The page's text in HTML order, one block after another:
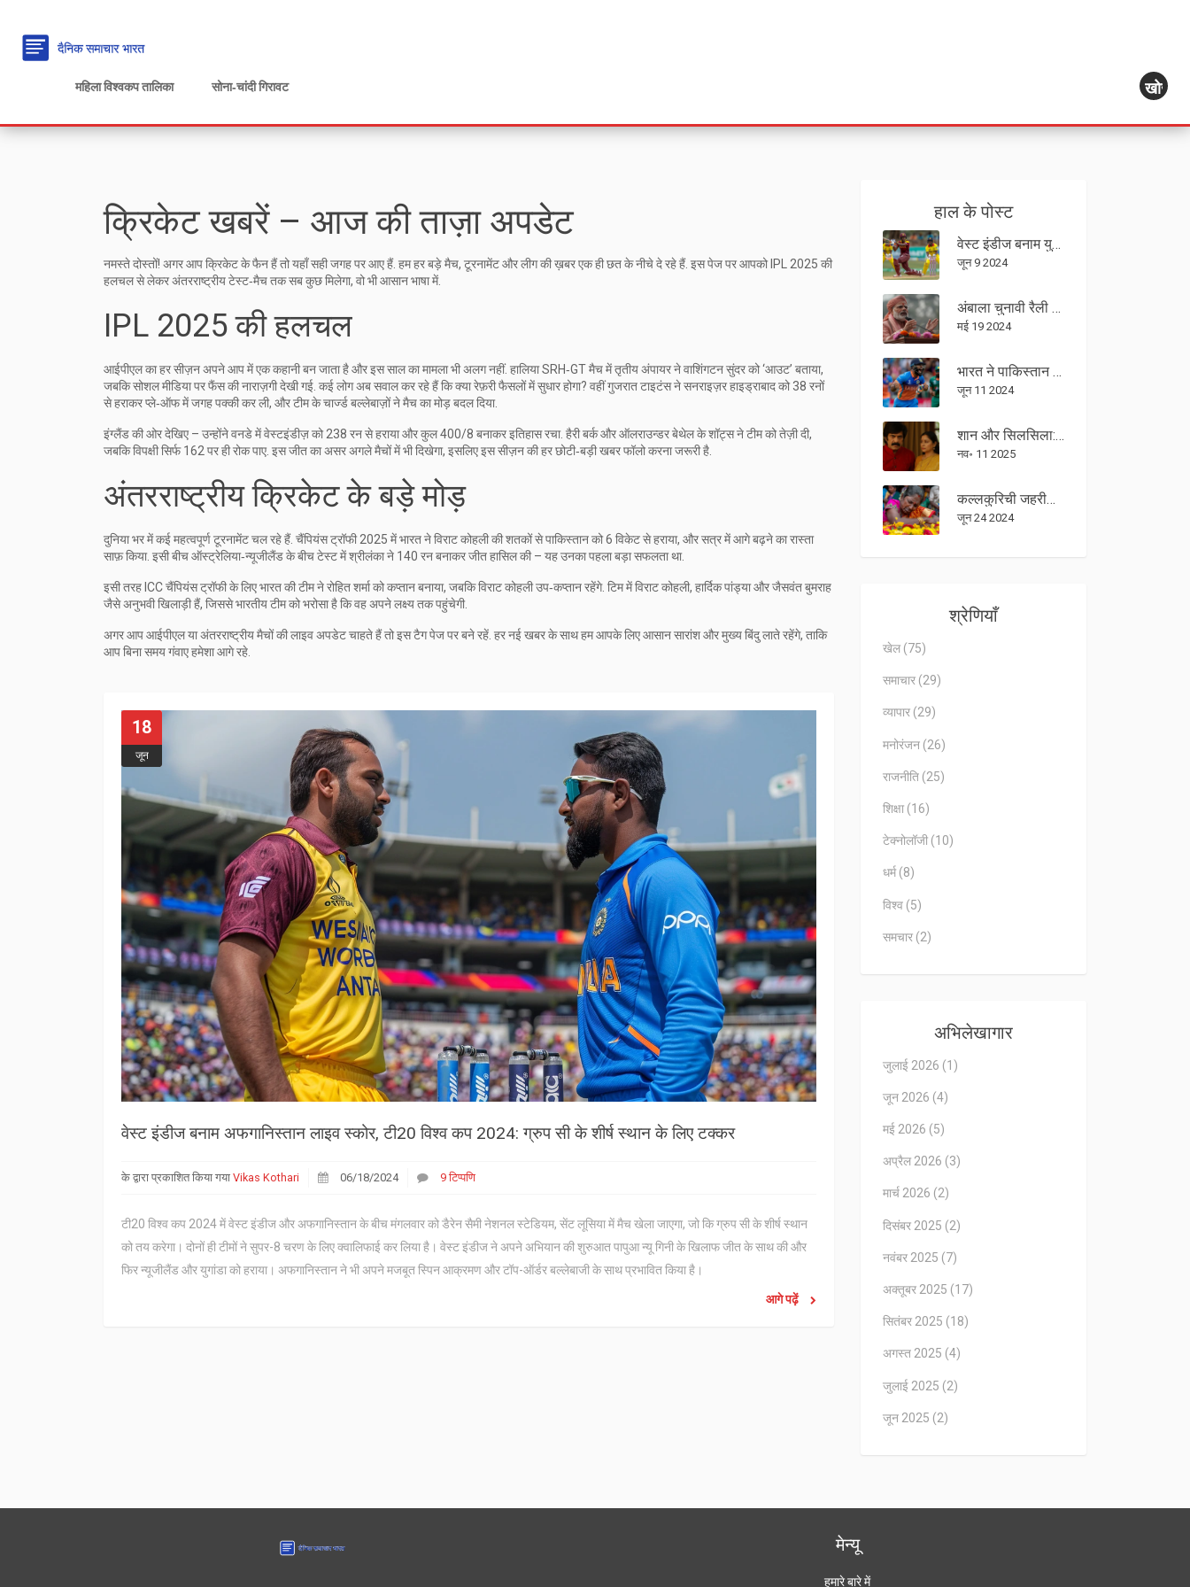
महिला विश्वकप तालिका सोना‑चांदी गिरावट खोज
क्रिकेट खबरें – आज की ताज़ा अपडेट
नमस्ते दोस्तों! अगर आप क्रिकेट के फैन हैं तो यहाँ सही जगह पर आए हैं. हम हर बड़े मैच, टूरनामेंट और लीग की ख़बर एक ही छत के नीचे दे रहे हैं. इस पेज पर आपको IPL 2025 की
हलचल से लेकर अंतरराष्ट्रीय टेस्ट‑मैच तक सब कुछ मिलेगा, वो भी आसान भाषा में.
IPL 2025 की हलचल
आईपीएल का हर सीज़न अपने आप में एक कहानी बन जाता है और इस साल का मामला भी अलग नहीं. हालिया SRH‑GT मैच में तृतीय अंपायर ने वाशिंगटन सुंदर को ‘आउट’ बताया,
जबकि सोशल मीडिया पर फैंस की नाराज़गी देखी गई. कई लोग अब सवाल कर रहे हैं कि क्या रेफ़री फैसलों में सुधार होगा? वहीं गुजरात टाइटंस ने सनराइज़र हाइड्राबाद को 38 रनों
से हराकर प्ले‑ऑफ में जगह पक्की कर ली, और टीम के चार्ज्ड बल्लेबाज़ों ने मैच का मोड़ बदल दिया.
इंग्लैंड की ओर देखिए – उन्होंने वनडे में वेस्टइंडीज़ को 238 रन से हराया और कुल 400/8 बनाकर इतिहास रचा. हैरी बर्क और ऑलराउन्डर बेथेल के शॉट्स ने टीम को तेज़ी दी,
जबकि विपक्षी सिर्फ 162 पर ही रोक पाए. इस जीत का असर अगले मैचों में भी दिखेगा, इसलिए इस सीज़न की हर छोटी‑बड़ी खबर फॉलो करना जरूरी है.
अंतरराष्ट्रीय क्रिकेट के बड़े मोड़
दुनिया भर में कई महत्वपूर्ण टूरनामेंट चल रहे हैं. चैंपियंस ट्रॉफी 2025 में भारत ने विराट कोहली की शतकों से पाकिस्तान को 6 विकेट से हराया, और सत्र में आगे बढ़ने का रास्ता
साफ़ किया. इसी बीच ऑस्ट्रेलिया‑न्यूजीलैंड के बीच टेस्‍ट में श्रीलंका ने 140 रन बनाकर जीत हासिल की – यह उनका पहला बड़ा सफलता था.
इसी तरह ICC चैंपियंस ट्रॉफी के लिए भारत की टीम ने रोहित शर्मा को कप्तान बनाया, जबकि विराट कोहली उप‑कप्तान रहेंगे. टिम में विराट कोहली, हार्दिक पांड्या और जैसवंत बुमराह
जैसे अनुभवी खिलाड़ी हैं, जिससे भारतीय टीम को भरोसा है कि वह अपने लक्ष्य तक पहुंचेगी.
अगर आप आईपीएल या अंतरराष्ट्रीय मैचों की लाइव अपडेट चाहते हैं तो इस टैग पेज पर बने रहें. हर नई खबर के साथ हम आपके लिए आसान सारांश और मुख्य बिंदु लाते रहेंगे, ताकि
आप बिना समय गंवाए हमेशा आगे रहे.
18
जून
वेस्ट इंडीज बनाम अफगानिस्तान लाइव स्कोर, टी20 विश्व कप 2024: ग्रुप सी के शीर्ष स्थान के लिए टक्कर
के द्वारा प्रकाशित किया गया Vikas Kothari 06/18/2024 9 टिप्पणि
टी20 विश्व कप 2024 में वेस्ट इंडीज और अफगानिस्तान के बीच मंगलवार को डैरेन सैमी नेशनल स्टेडियम, सेंट लूसिया में मैच खेला जाएगा, जो कि ग्रुप सी के शीर्ष स्थान
को तय करेगा। दोनों ही टीमों ने सुपर-8 चरण के लिए क्वालिफाई कर लिया है। वेस्ट इंडीज ने अपने अभियान की शुरुआत पापुआ न्यू गिनी के खिलाफ जीत के साथ की और
फिर न्यूजीलैंड और युगांडा को हराया। अफगानिस्तान ने भी अपने मजबूत स्पिन आक्रमण और टॉप-ऑर्डर बल्लेबाजी के साथ प्रभावित किया है।
आगे पढ़ें
हाल के पोस्ट
वेस्ट इंडीज बनाम युगांडा: वेस्ट इंडीज ने दिया 174 रनों का लक्ष्य, जॉनसन चार्ल्स और आंद्रे रसेल रहे चमकदार
जून 9 2024
अंबाला चुनावी रैली में पीएम मोदी का दावा: 'पाकिस्तान के पास थे बम, अब भीख का कटोरा', 'धाकड़' सरकार काम कर रही है
मई 19 2024
भारत ने पाकिस्तान को हरा ICC T20 World Cup 2024 में जीता रोमांचक मुकाबला
जून 11 2024
शान और सिलसिला: बॉक्स ऑफिस पर फ्लॉप पर भी अमिताभ की ये फिल्में बन गईं म्यूजिक क्लासिक्स
नव॰ 11 2025
कल्लकुरिची जहरीली शराब त्रासदी: मृतकों की संख्या 56 तक पहुंची
जून 24 2024
श्रेणियाँ
खेल (75)
समाचार (29)
व्यापार (29)
मनोरंजन (26)
राजनीति (25)
शिक्षा (16)
टेक्नोलॉजी (10)
धर्म (8)
विश्व (5)
समचार (2)
अभिलेखागार
जुलाई 2026 (1)
जून 2026 (4)
मई 2026 (5)
अप्रैल 2026 (3)
मार्च 2026 (2)
दिसंबर 2025 (2)
नवंबर 2025 (7)
अक्तूबर 2025 (17)
सितंबर 2025 (18)
अगस्त 2025 (4)
जुलाई 2025 (2)
जून 2025 (2)
मेन्यू
हमारे बारे में